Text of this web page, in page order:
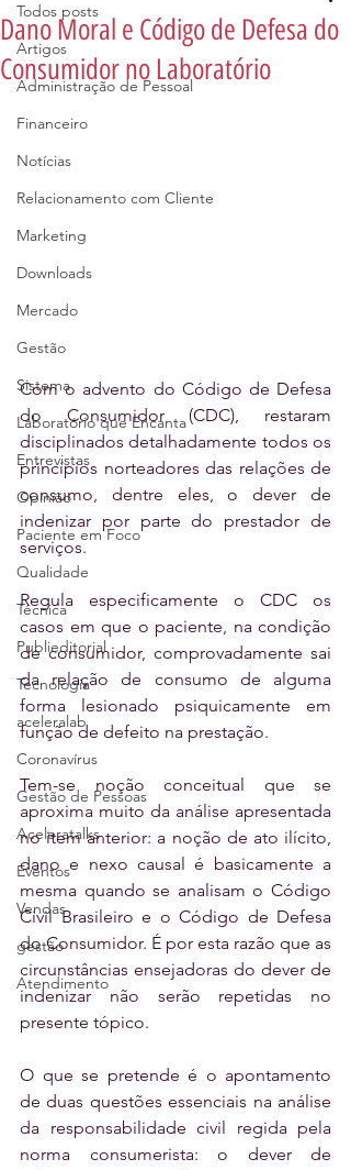
Todos posts
Artigos
Administração de Pessoal
Financeiro
Notícias
Relacionamento com Cliente
Marketing
Downloads
Mercado
Gestão
Sistema
Laboratório que Encanta
Entrevistas
Opinião
Paciente em Foco
Qualidade
Técnica
Publieditorial
Tecnologia
aceleralab
Coronavírus
Gestão de Pessoas
Aceleratalks
Eventos
Vendas
gestão
Atendimento
Dano Moral e Código de Defesa do
Consumidor no Laboratório
Com o advento do Código de Defesa
do Consumidor (CDC), restaram
disciplinados detalhadamente todos os
princípios norteadores das relações de
consumo, dentre eles, o dever de
indenizar por parte do prestador de
serviços.
Regula especificamente o CDC os
casos em que o paciente, na condição
de consumidor, comprovadamente sai
da relação de consumo de alguma
forma lesionado psiquicamente em
função de defeito na prestação.
Tem-se noção conceitual que se
aproxima muito da análise apresentada
no item anterior: a noção de ato ilícito,
dano e nexo causal é basicamente a
mesma quando se analisam o Código
Civil Brasileiro e o Código de Defesa
do Consumidor. É por esta razão que as
circunstâncias ensejadoras do dever de
indenizar não serão repetidas no
presente tópico.
O que se pretende é o apontamento
de duas questões essenciais na análise
da responsabilidade civil regida pela
norma consumerista: o dever de